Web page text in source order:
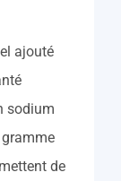
ajouté
sodium
gramme
de